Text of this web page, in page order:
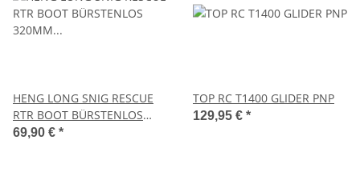
HENG LONG SNIG RESCUE
RTR BOOT BÜRSTENLOS
320MM LÄNGE SCHWARZ
69,90 € *
TOP RC T1400 GLIDER PNP
129,95 € *